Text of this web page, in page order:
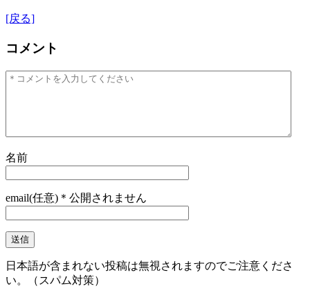
[戻る]
コメント
名前
email(任意)＊公開されません
日本語が含まれない投稿は無視されますのでご注意くださ
い。（スパム対策）